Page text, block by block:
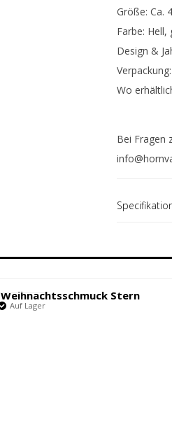
Größe: Ca.
Farbe:
Design &
Wo
Bei Fragen
Weihnachtsschmuck Stern
Auf Lager